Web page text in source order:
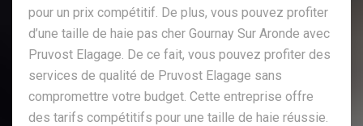
pour un prix compétitif. De plus, vous pouvez profiter
d’une taille de haie pas cher Gournay Sur Aronde avec
Pruvost Elagage. De ce fait, vous pouvez profiter des
services de qualité de Pruvost Elagage sans
compromettre votre budget. Cette entreprise offre
des tarifs compétitifs pour une taille de haie réussie.